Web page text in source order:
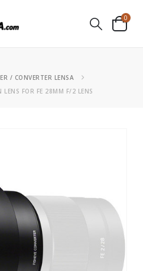
0
/ CONVERTER LENSA
LENS FOR FE 28MM F/2 LENS